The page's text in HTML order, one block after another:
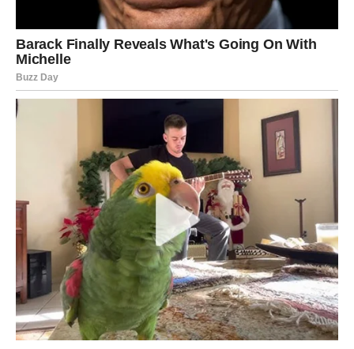
ste viđeni, priznati i voljeni, ali pod jednim uslovom – da
ne tražite potvrdu na pogrešnim mestima. U ljubavi,
moguće je da partner pokaže pažnju na način koji vam
baš prija, ili da dođe do romantičnog trenutka koji vraća
strast i osmeh. Ako ste u vezi, danas se možete podsetiti
zašto ste birali jedno drugo, ali je važno da ne otvarate
stare teme iz ponosa – dan je za nežnost, a ne za
dokazivanje ko je u pravu. Slobodni Lavovi mogu biti u
centru pažnje, čak i kada to ne planiraju, pa je moguć
flert, poruka ili susret koji vas podigne. Poslovno,
osećate da ste spremni za veći korak; nedelja nije dan za
konkretne poteze, ali jeste dan za plan – šta želite, koliko
vredite, gde vidite sebe. Finansijski, moguće je da
razmišljate o većoj kupovini ili investiciji u sebe, ali
sačekajte da se emocije slegnu pre odluke.
Poruka dana:Niste rođeni da se dokazujete – rođeni ste